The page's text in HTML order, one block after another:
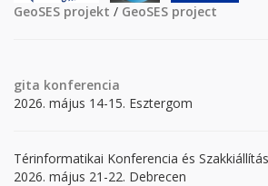
GeoSES projekt / GeoSES project
gita konferencia
2026. május 14-15. Esztergom
Térinformatikai Konferencia és Szakkiállítás
2026. május 21-22. Debrecen